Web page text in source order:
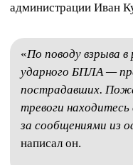
администрации Иван
«По поводу взрыва
ударного БПЛА —
пострадавших.
тревоги
за сообщениями из
написал он.